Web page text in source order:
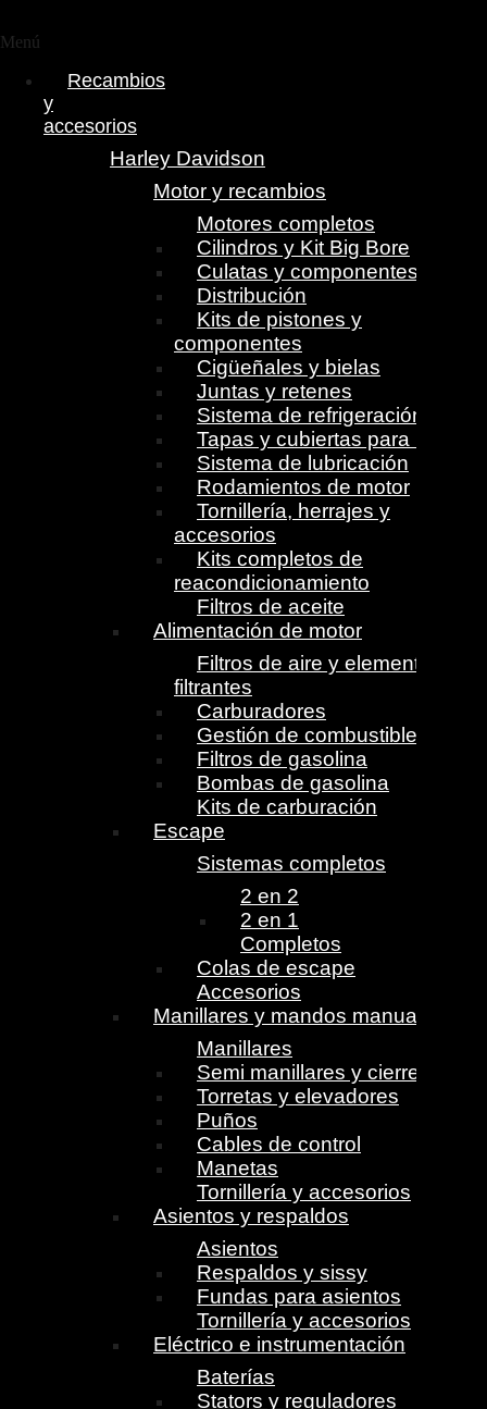
Menú
Recambios
y
accesorios
Harley Davidson
Motor y recambios
Motores completos
Cilindros y Kit Big Bore
Culatas y componentes
Distribución
Kits de pistones y
componentes
Cigüeñales y bielas
Juntas y retenes
Sistema de refrigeración
Tapas y cubiertas para motor
Sistema de lubricación
Rodamientos de motor
Tornillería, herrajes y
accesorios
Kits completos de
reacondicionamiento
Filtros de aceite
Alimentación de motor
Filtros de aire y elementos
filtrantes
Carburadores
Gestión de combustible
Filtros de gasolina
Bombas de gasolina
Kits de carburación
Escape
Sistemas completos
2 en 2
2 en 1
Completos
Colas de escape
Accesorios
Manillares y mandos manuales
Manillares
Semi manillares y cierres
Torretas y elevadores
Puños
Cables de control
Manetas
Tornillería y accesorios
Asientos y respaldos
Asientos
Respaldos y sissy
Fundas para asientos
Tornillería y accesorios
Eléctrico e instrumentación
Baterías
Stators y reguladores